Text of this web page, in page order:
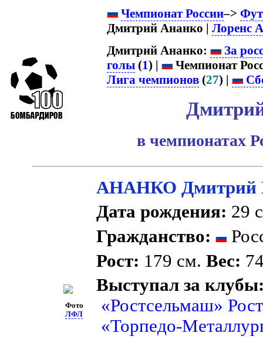
Чемпионат России–>
Дмитрий Ананко | Лоренс
Дмитрий Ананко:
За
голы (1) |
Чемпионат
Лига чемпионов (27) |
в чемпионатах
Фото
ЛФЛ
АНАНКО Дмитрий
Дата рождения: 29
Гражданство:
Рост: 179 см.Вес:
Выступал за
«Ростсельмаш»
«Торпедо-